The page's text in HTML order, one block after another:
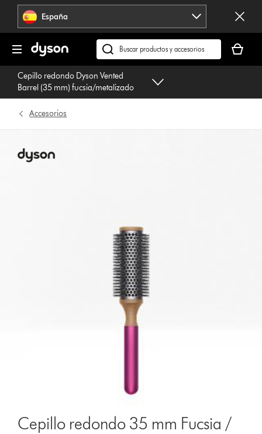
Omitir
navegación España
Buscar
en
dyson.es
cesta
está
Cepillo redondo Dyson Vented
Barrel (35 mm) fucsia/metalizado
Accesorios
Cepillo redondo 35 mm Fucsia /